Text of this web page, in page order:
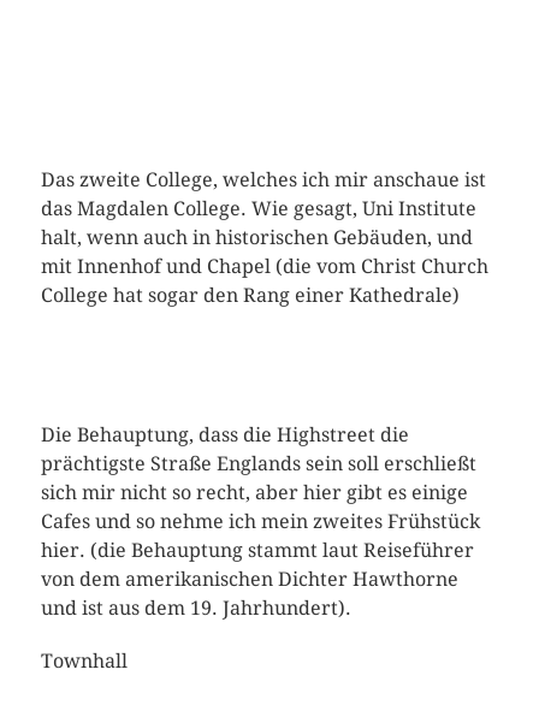
Das zweite College, welches ich mir anschaue ist
das Magdalen College. Wie gesagt, Uni Institute
halt, wenn auch in historischen Gebäuden, und
mit Innenhof und Chapel (die vom Christ Church
College hat sogar den Rang einer Kathedrale)
Die Behauptung, dass die Highstreet die
prächtigste Straße Englands sein soll erschließt
sich mir nicht so recht, aber hier gibt es einige
Cafes und so nehme ich mein zweites Frühstück
hier. (die Behauptung stammt laut Reiseführer
von dem amerikanischen Dichter Hawthorne
und ist aus dem 19. Jahrhundert).
Townhall